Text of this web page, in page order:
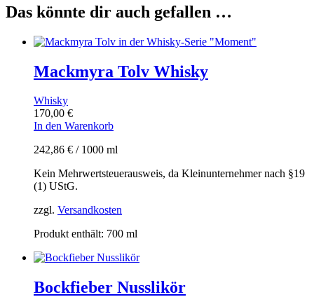
Das könnte dir auch gefallen …
Mackmyra Tolv Whisky
Whisky
170,00 €
In den Warenkorb
242,86 € / 1000 ml
Kein Mehrwertsteuerausweis, da Kleinunternehmer nach §19
(1) UStG.
zzgl. Versandkosten
Produkt enthält: 700 ml
Bockfieber Nusslikör